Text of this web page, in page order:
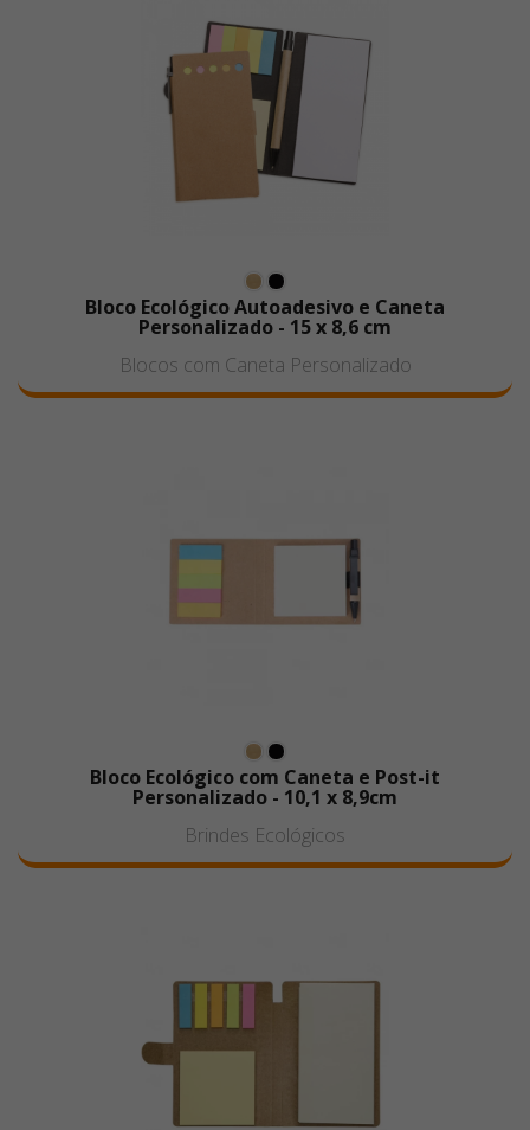
Bloco Ecológico Autoadesivo e Caneta
Personalizado - 15 x 8,6 cm
Blocos com Caneta Personalizado
Bloco Ecológico com Caneta e Post-it
Personalizado - 10,1 x 8,9cm
Brindes Ecológicos